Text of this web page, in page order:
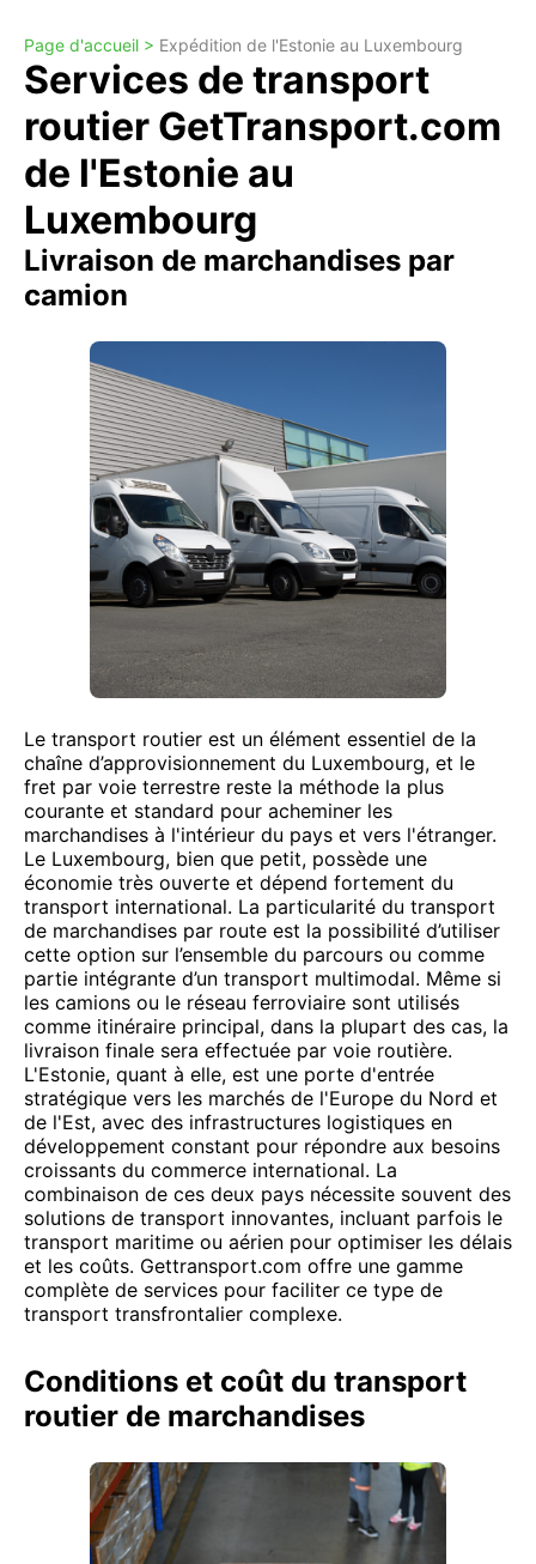
Page d'accueil > Expédition de l'Estonie au Luxembourg
Services de transport
routier GetTransport.com
de l'Estonie au
Luxembourg
Livraison de marchandises par
camion
Le transport routier est un élément essentiel de la
chaîne d’approvisionnement du Luxembourg, et le
fret par voie terrestre reste la méthode la plus
courante et standard pour acheminer les
marchandises à l'intérieur du pays et vers l'étranger.
Le Luxembourg, bien que petit, possède une
économie très ouverte et dépend fortement du
transport international. La particularité du transport
de marchandises par route est la possibilité d’utiliser
cette option sur l’ensemble du parcours ou comme
partie intégrante d’un transport multimodal. Même si
les camions ou le réseau ferroviaire sont utilisés
comme itinéraire principal, dans la plupart des cas, la
livraison finale sera effectuée par voie routière.
L'Estonie, quant à elle, est une porte d'entrée
stratégique vers les marchés de l'Europe du Nord et
de l'Est, avec des infrastructures logistiques en
développement constant pour répondre aux besoins
croissants du commerce international. La
combinaison de ces deux pays nécessite souvent des
solutions de transport innovantes, incluant parfois le
transport maritime ou aérien pour optimiser les délais
et les coûts. Gettransport.com offre une gamme
complète de services pour faciliter ce type de
transport transfrontalier complexe.
Conditions et coût du transport
routier de marchandises